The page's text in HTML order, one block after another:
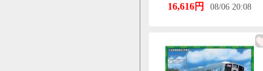
灯・ぶらんどまーく付き)増結
16,616円 08/06 20:08